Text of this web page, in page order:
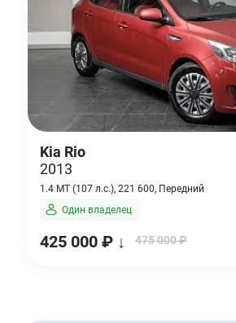
Kia Rio
2013
1.4 MT (107 л.с.), 221 600, Передний
Один владелец
425 000 ₽ ↓ 475 000 ₽